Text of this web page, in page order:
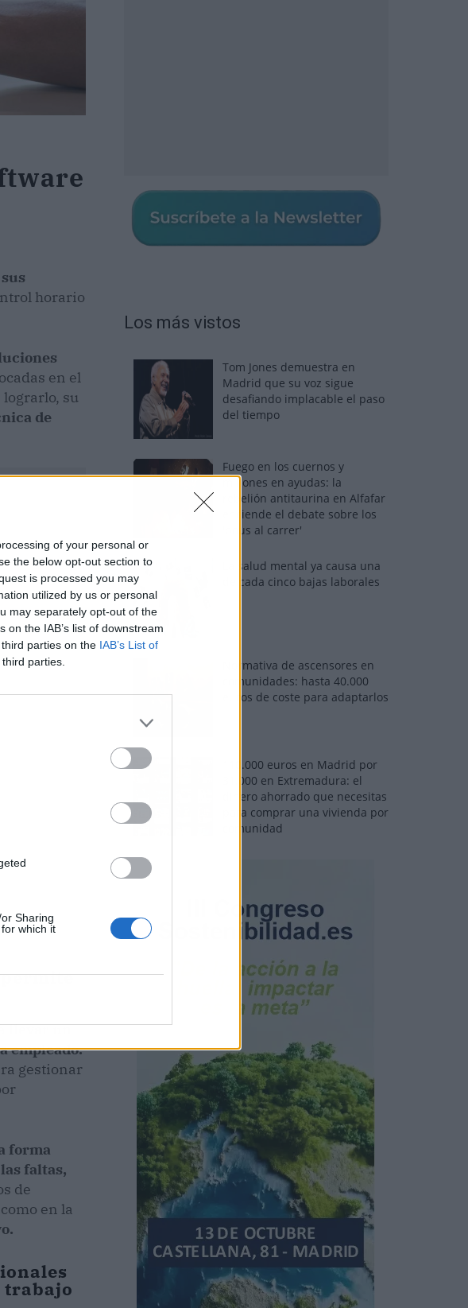
of your personal or
the below opt-out section to
is processed you may
utilized by us or personal
may separately opt-out of the
the IAB’s list of downstream
parties on the IAB’s List of
parties.
Sharing
which it
horario
en el
su
de
permite
llevar un
empleado.
gestionar
forma
faltas,
de
en la
trabajo
Los más vistos
Tom Jones demuestra en
Madrid que su voz sigue
desafiando implacable el paso
del tiempo
Fuego en los cuernos y
millones en ayudas: la
rebelión antitaurina en Alfafar
enciende el debate sobre los
'bous al carrer'
La salud mental ya causa una
de cada cinco bajas laborales
Normativa de ascensores en
comunidades: hasta 40.000
euros de coste para adaptarlos
110.000 euros en Madrid por
31.000 en Extremadura: el
dinero ahorrado que necesitas
para comprar una vivienda por
comunidad